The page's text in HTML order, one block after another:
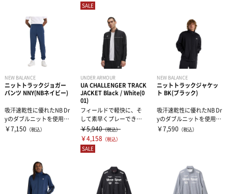
SALE
NEW BALANCE
ニットトラックジョガー
パンツ NNY(NBネイビー)
吸汗速乾性に優れたNB Dr
yのダブルニットを使用し
たトラックパンツ。足元
￥7,150 （税込）
UNDER ARMOUR
UA CHALLENGER TRACK
JACKET Black / White(0
01)
フィールドで軽快に、そ
して素早くプレーできる
ように開発したウェア。
このギアは毎シ...
￥5,940（税込）
￥4,158 （税込）
SALE
NEW BALANCE
ニットトラックジャケッ
ト BK(ブラック)
吸汗速乾性に優れたNB Dr
yのダブルニットを使用し
たトラックジャケットで
￥7,590 （税込）